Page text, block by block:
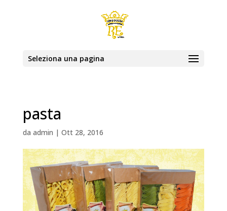
Seleziona una pagina
pasta
da admin | Ott 28, 2016